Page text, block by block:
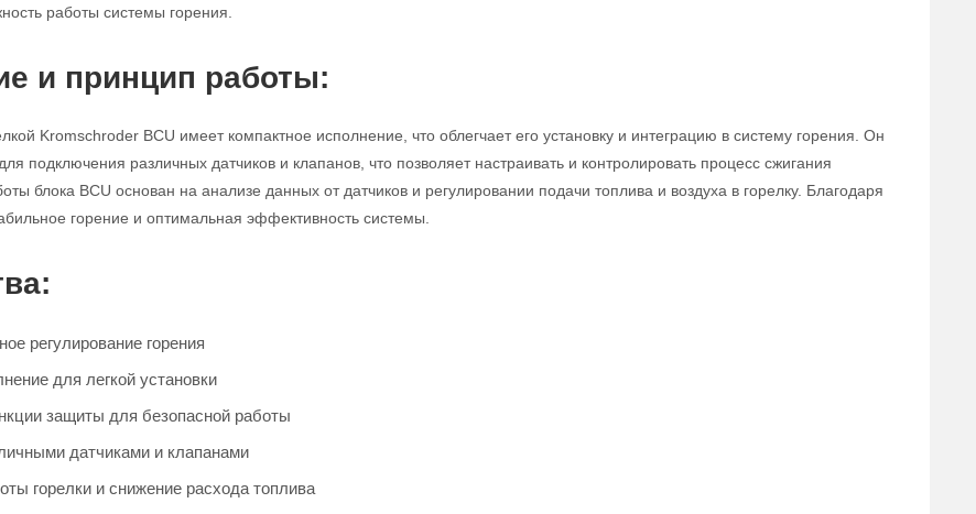
работы системы горения.
и принцип работы:
Kromschroder BCU имеет компактное исполнение, что облегчает его установку и интеграцию в систему горения. Он
подключения различных датчиков и клапанов, что позволяет настраивать и контролировать процесс сжигания
блока BCU основан на анализе данных от датчиков и регулировании подачи топлива и воздуха в горелку. Благодаря
горение и оптимальная эффективность системы.
регулирование горения
для легкой установки
защиты для безопасной работы
датчиками и клапанами
горелки и снижение расхода топлива